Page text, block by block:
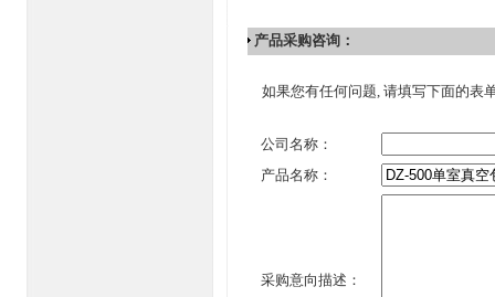
产品采购咨询：
如果您有任何问题, 请填写下面的表
公司名称：
产品名称：
采购意向描述：